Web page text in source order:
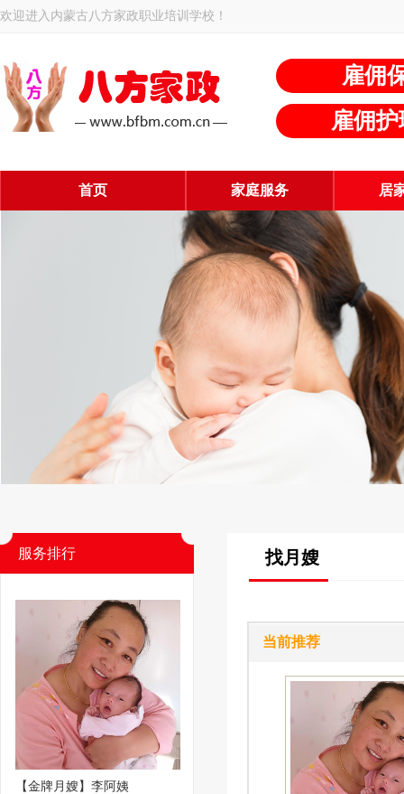
欢迎进入内蒙古八方家政职业培训学校！
雇佣
雇佣
首页 家庭服务 居
服务排行
【金牌月嫂】李阿姨
找月嫂
当前推荐